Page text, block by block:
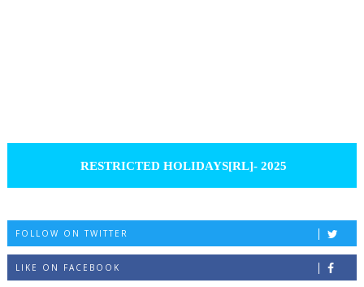
RESTRICTED HOLIDAYS[RL]- 2025
FOLLOW ON TWITTER
LIKE ON FACEBOOK